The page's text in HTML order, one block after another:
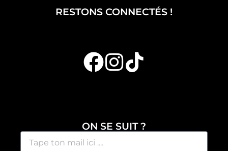
RESTONS CONNECTÉS !
ON SE SUIT ?